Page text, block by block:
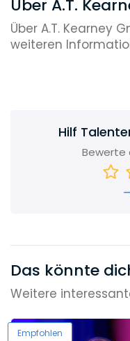
Über A.T.
Über A.T. Kearney
weiteren
Hilf
Bewerte
Das könnte
Weitere
Empfohlen